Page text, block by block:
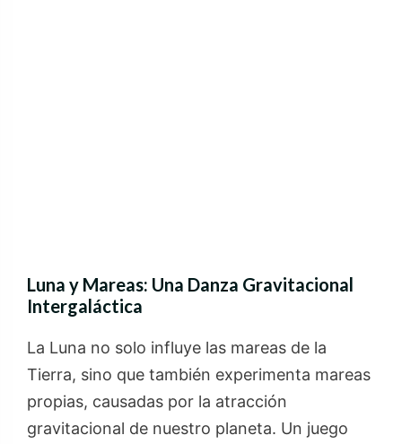
Luna y Mareas: Una Danza Gravitacional
Intergaláctica
La Luna no solo influye las mareas de la
Tierra, sino que también experimenta mareas
propias, causadas por la atracción
gravitacional de nuestro planeta. Un juego